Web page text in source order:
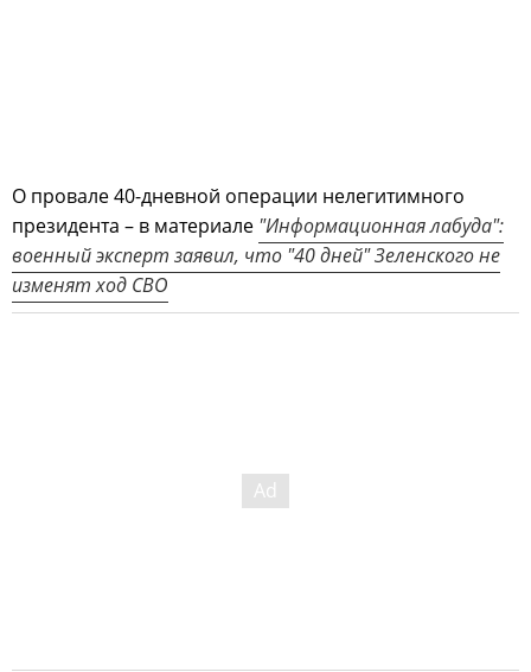
О провале 40-дневной операции нелегитимного
президента – в материале "Информационная лабуда":
военный эксперт заявил, что "40 дней" Зеленского не
изменят ход СВО